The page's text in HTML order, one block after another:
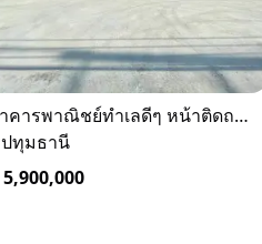
อาคารพาณิชย์ทำเลดีๆ หน้าติดถนน ด้านหลังแม่น้ำเจ้าพระยา
ปทุมธานี
5,900,000